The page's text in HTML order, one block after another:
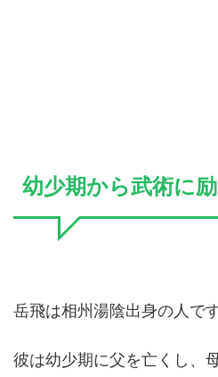
幼少期から武術に
岳飛は相州湯陰出身の人です
彼は幼少期に父を亡くし、